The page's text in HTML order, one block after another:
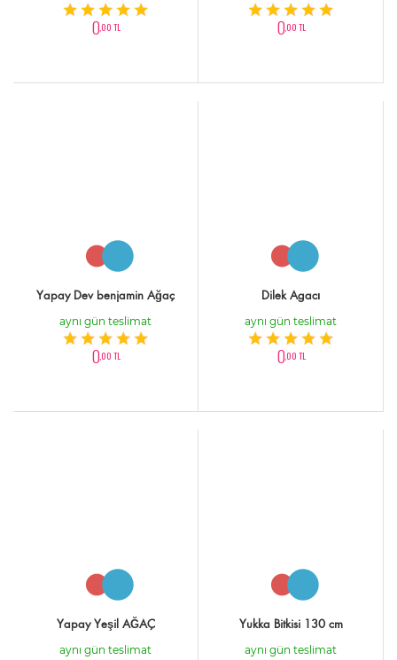
0,00 TL 0,00 TL
Yapay Dev benjamin Ağaç
aynı gün teslimat
0,00 TL
Dilek Agacı
aynı gün teslimat
0,00 TL
Yapay Yeşil AĞAÇ
aynı gün teslimat
Yukka Bitkisi 130 cm
aynı gün teslimat